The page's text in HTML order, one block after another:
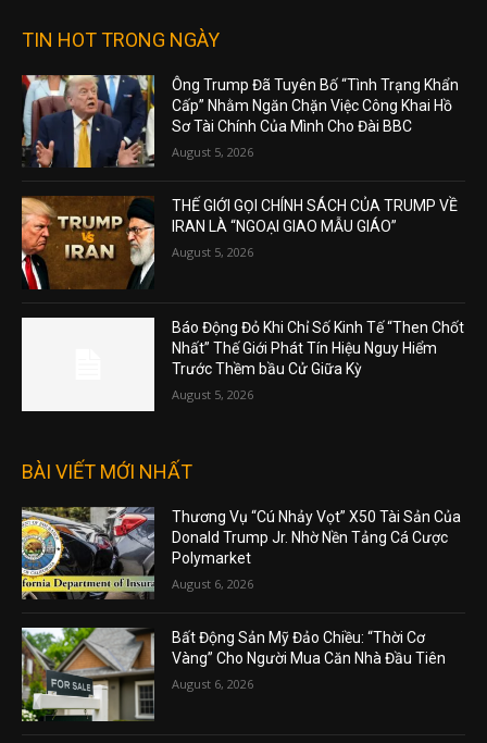
TIN HOT TRONG NGÀY
Ông Trump Đã Tuyên Bố “Tình Trạng Khẩn
Cấp” Nhằm Ngăn Chặn Việc Công Khai Hồ
Sơ Tài Chính Của Mình Cho Đài BBC
August 5, 2026
THẾ GIỚI GỌI CHÍNH SÁCH CỦA TRUMP VỀ
IRAN LÀ “NGOẠI GIAO MẪU GIÁO”
August 5, 2026
Báo Động Đỏ Khi Chỉ Số Kinh Tế “Then Chốt
Nhất” Thế Giới Phát Tín Hiệu Nguy Hiểm
Trước Thềm bầu Cử Giữa Kỳ
August 5, 2026
BÀI VIẾT MỚI NHẤT
Thương Vụ “Cú Nhảy Vọt” X50 Tài Sản Của
Donald Trump Jr. Nhờ Nền Tảng Cá Cược
Polymarket
August 6, 2026
Bất Động Sản Mỹ Đảo Chiều: “Thời Cơ
Vàng” Cho Người Mua Căn Nhà Đầu Tiên
August 6, 2026